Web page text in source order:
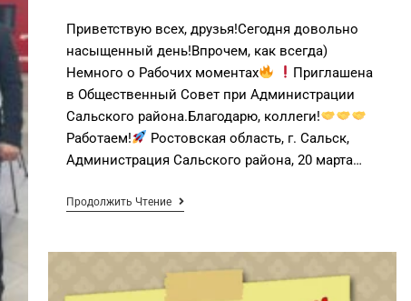
Приветствую всех, друзья!Сегодня довольно
насыщенный день!Впрочем, как всегда)
Немного о Рабочих моментах
Приглашена
в Общественный Совет при Администрации
Сальского района.Благодарю, коллеги!
Работаем!
Ростовская область, г. Сальск,
Администрация Сальского района, 20 марта…
Продолжить Чтение